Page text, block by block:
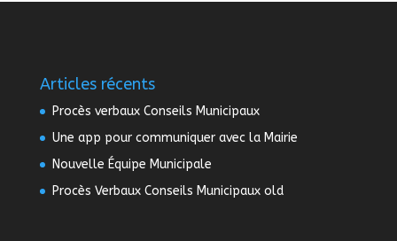
Articles récents
Procès verbaux Conseils Municipaux
Une app pour communiquer avec la Mairie
Nouvelle Équipe Municipale
Procès Verbaux Conseils Municipaux old